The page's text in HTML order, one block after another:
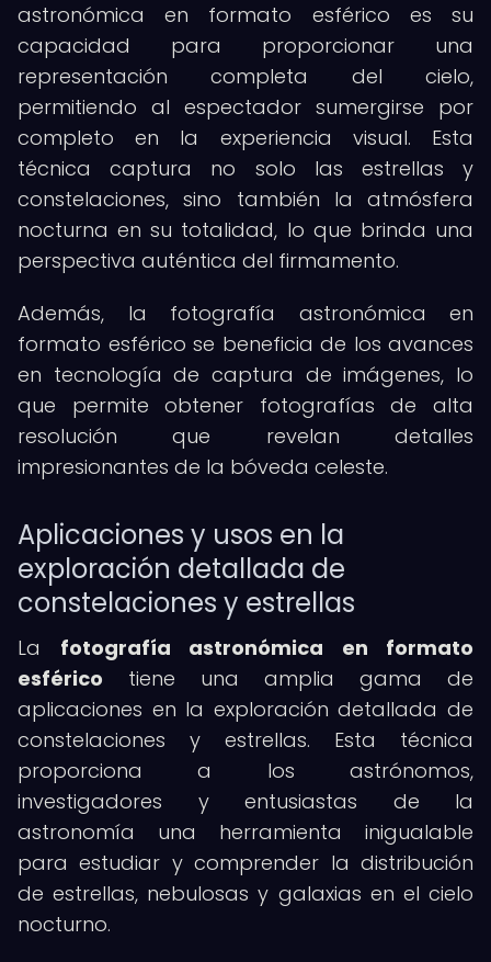
astronómica en formato esférico es su
capacidad para proporcionar una
representación completa del cielo,
permitiendo al espectador sumergirse por
completo en la experiencia visual. Esta
técnica captura no solo las estrellas y
constelaciones, sino también la atmósfera
nocturna en su totalidad, lo que brinda una
perspectiva auténtica del firmamento.
Además, la fotografía astronómica en
formato esférico se beneficia de los avances
en tecnología de captura de imágenes, lo
que permite obtener fotografías de alta
resolución que revelan detalles
impresionantes de la bóveda celeste.
Aplicaciones y usos en la
exploración detallada de
constelaciones y estrellas
La fotografía astronómica en formato
esférico tiene una amplia gama de
aplicaciones en la exploración detallada de
constelaciones y estrellas. Esta técnica
proporciona a los astrónomos,
investigadores y entusiastas de la
astronomía una herramienta inigualable
para estudiar y comprender la distribución
de estrellas, nebulosas y galaxias en el cielo
nocturno.